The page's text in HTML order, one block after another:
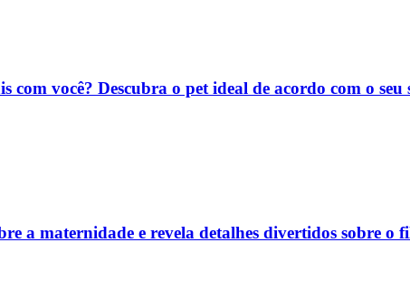
com você? Descubra o pet ideal de acordo com o seu
a maternidade e revela detalhes divertidos sobre